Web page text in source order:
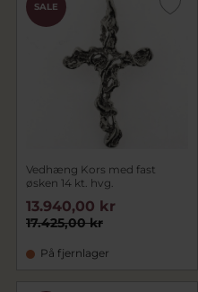
SALE
Vedhæng Kors med fast
øsken 14 kt. hvg.
17.425,00 kr
13.940,00 kr
På fjernlager